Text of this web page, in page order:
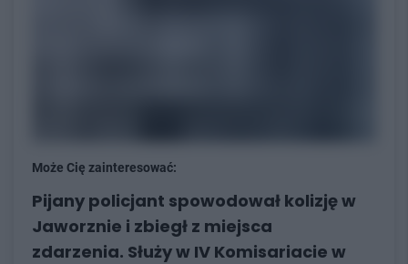
Może Cię zainteresować:
Pijany policjant spowodował kolizję w
Jaworznie i zbiegł z miejsca
zdarzenia. Służy w IV Komisariacie w